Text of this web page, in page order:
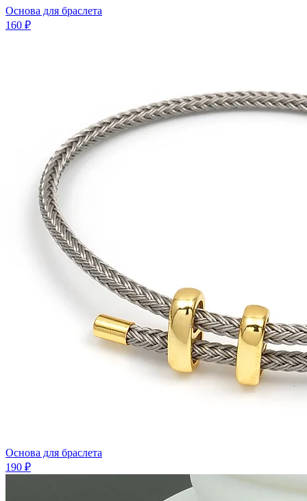
Основа для браслета
160 ₽
Основа для браслета
190 ₽